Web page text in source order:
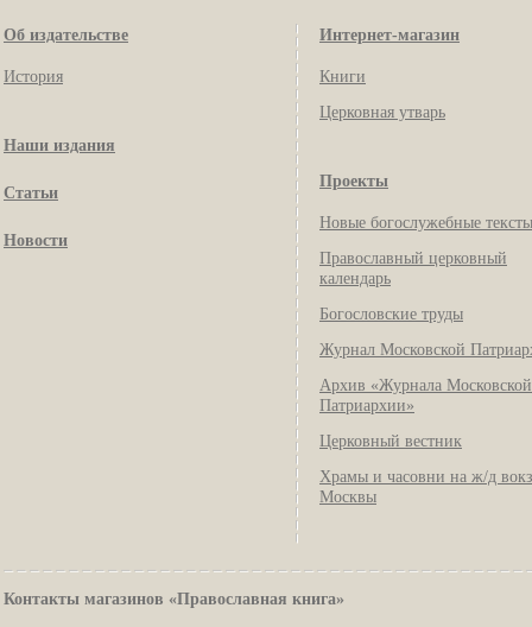
Об издательстве
История
Наши издания
Статьи
Новости
Интернет-магазин
Книги
Церковная утварь
Проекты
Новые богослужебные тексты
Православный церковный
календарь
Богословские труды
Журнал Московской
Архив «Журнала Московской
Патриархии»
Церковный вестник
Храмы и часовни на ж/д
Москвы
Контакты магазинов «Православная книга»